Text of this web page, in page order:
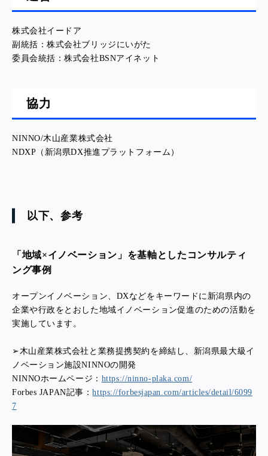
株式会社イードア
副統括：株式会社ブリッジにいがた
委員会統括：株式会社BSNアイネット
協力
NINNO/木山産業株式会社
NDXP（新潟県DX推進プラットフォーム）
以下、参考
「地域×イノベーション」を基軸としたコンサルティ
ング事例
オープンイノベーション、DXなどをキーワードに新潟県内の
企業や行政をとおした地域イノベーション促進のための活動を
実施しています。
➢木山産業株式会社と業務提携契約を締結し、新潟県最大級イ
ノベーション施設NINNOの開発
NINNOホームページ： https://ninno-plaka.com/
Forbes JAPAN記事：https://forbesjapan.com/articles/detail/6099
7